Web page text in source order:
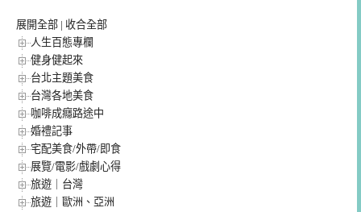
展開全部 | 收合全部
人生百態專欄
健身健起來
台北主題美食
台灣各地美食
咖啡成癮路途中
婚禮記事
宅配美食/外帶/即食
展覽/電影/戲劇心得
旅遊｜台灣
旅遊｜歐洲、亞洲